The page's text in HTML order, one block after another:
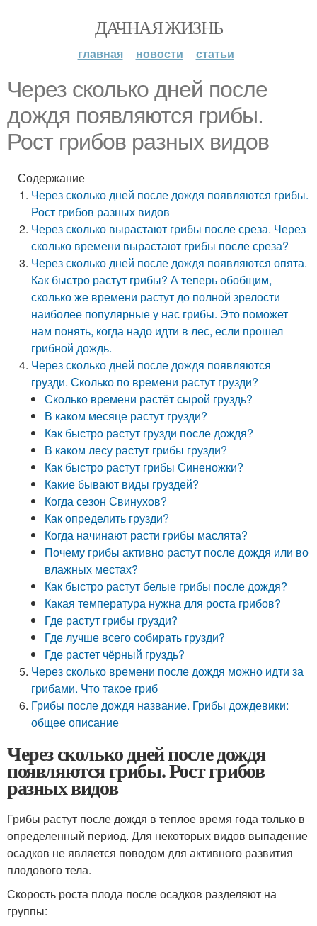
ДАЧНАЯ ЖИЗНЬ
главная новости статьи
Через сколько дней после
дождя появляются грибы.
Рост грибов разных видов
Содержание
Через сколько дней после дождя появляются грибы.
Рост грибов разных видов
Через сколько вырастают грибы после среза. Через
сколько времени вырастают грибы после среза?
Через сколько дней после дождя появляются опята.
Как быстро растут грибы? А теперь обобщим,
сколько же времени растут до полной зрелости
наиболее популярные у нас грибы. Это поможет
нам понять, когда надо идти в лес, если прошел
грибной дождь.
Через сколько дней после дождя появляются
грузди. Сколько по времени растут грузди?
Сколько времени растёт сырой груздь?
В каком месяце растут грузди?
Как быстро растут грузди после дождя?
В каком лесу растут грибы грузди?
Как быстро растут грибы Синеножки?
Какие бывают виды груздей?
Когда сезон Свинухов?
Как определить грузди?
Когда начинают расти грибы маслята?
Почему грибы активно растут после дождя или во
влажных местах?
Как быстро растут белые грибы после дождя?
Какая температура нужна для роста грибов?
Где растут грибы грузди?
Где лучше всего собирать грузди?
Где растет чёрный груздь?
Через сколько времени после дождя можно идти за
грибами. Что такое гриб
Грибы после дождя название. Грибы дождевики:
общее описание
Через сколько дней после дождя
появляются грибы. Рост грибов
разных видов
Грибы растут после дождя в теплое время года только в
определенный период. Для некоторых видов выпадение
осадков не является поводом для активного развития
плодового тела.
Скорость роста плода после осадков разделяют на
группы: